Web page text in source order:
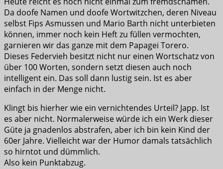
Da doofe Namen und doofe Wortwitzchen, deren Niveau
selbst Fips Asmussen und Mario Barth nicht unterbieten
können, immer noch kein Heft zu füllen vermochten,
garnieren wir das ganze mit dem Papagei Torero.
Dieses Federvieh besitzt nicht nur einen Wortschatz von
über 100 Worten, sondern setzt diesen auch noch
intelligent ein. Das soll dann lustig sein. Ist es aber
einfach in der Menge nicht.
Klingt bis hierher wie ein vernichtendes Urteil? Japp. Ist
es aber nicht. Normalerweise würde ich ein Werk dieser
Güte ja gnadenlos abstrafen, aber ich bin kein Kind der
60er Jahre. Vielleicht war der Humor damals tatsächlich
so hirntot und dümmlich.
Also kein Punktabzug.